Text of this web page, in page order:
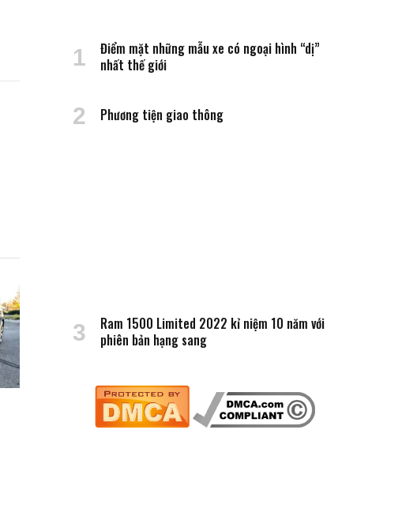
Điểm mặt những mẫu xe có ngoại hình “dị”
nhất thế giới
Phương tiện giao thông
Ram 1500 Limited 2022 kỉ niệm 10 năm với
phiên bản hạng sang